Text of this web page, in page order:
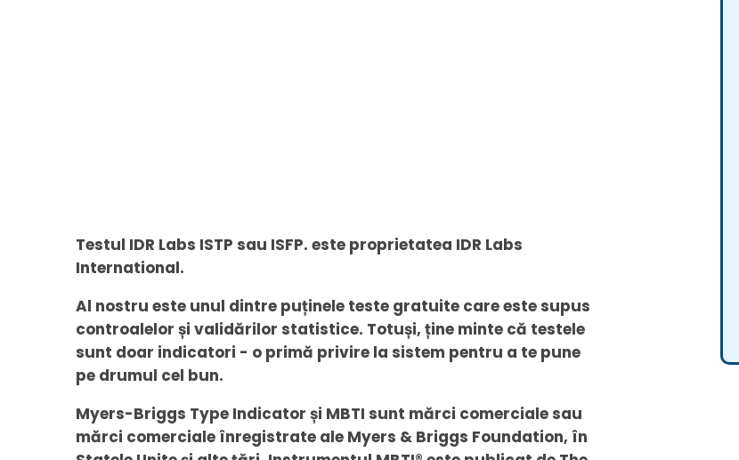
Testul IDR Labs ISTP sau ISFP. este proprietatea IDR Labs
International.
Al nostru este unul dintre puținele teste gratuite care este supus
controalelor și validărilor statistice. Totuși, ține minte că testele
sunt doar indicatori - o primă privire la sistem pentru a te pune
pe drumul cel bun.
Myers-Briggs Type Indicator și MBTI sunt mărci comerciale sau
mărci comerciale înregistrate ale Myers & Briggs Foundation, în